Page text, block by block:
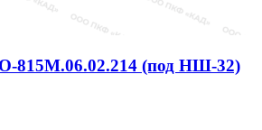
815М.06.02.214 (под НШ-32)